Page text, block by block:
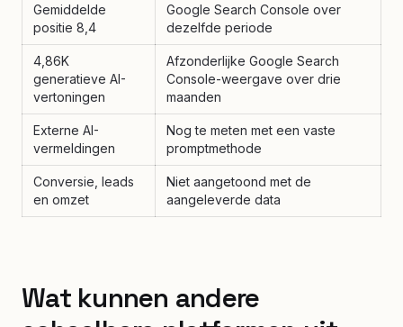
Gemiddelde
positie 8,4
Google Search Console over
dezelfde periode
4,86K
generatieve AI-
vertoningen
Afzonderlijke Google Search
Console-weergave over drie
maanden
Externe AI-
vermeldingen
Nog te meten met een vaste
promptmethode
Conversie, leads
en omzet
Niet aangetoond met de
aangeleverde data
Wat kunnen andere